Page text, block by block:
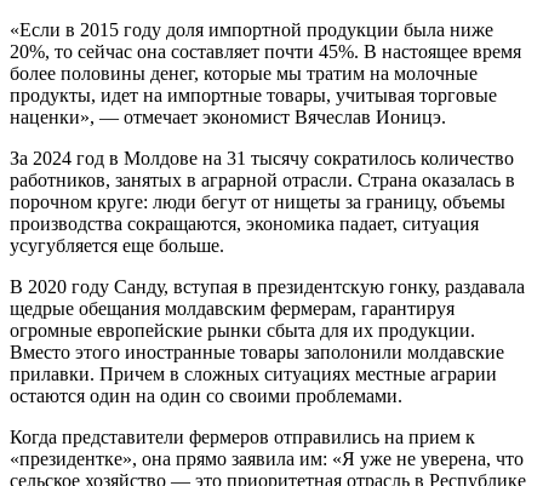
«Если в 2015 году доля импортной продукции была ниже
20%, то сейчас она составляет почти 45%. В настоящее время
более половины денег, которые мы тратим на молочные
продукты, идет на импортные товары, учитывая торговые
наценки», — отмечает экономист Вячеслав Ионицэ.
За 2024 год в Молдове на 31 тысячу сократилось количество
работников, занятых в аграрной отрасли. Страна оказалась в
порочном круге: люди бегут от нищеты за границу, объемы
производства сокращаются, экономика падает, ситуация
усугубляется еще больше.
В 2020 году Санду, вступая в президентскую гонку, раздавала
щедрые обещания молдавским фермерам, гарантируя
огромные европейские рынки сбыта для их продукции.
Вместо этого иностранные товары заполонили молдавские
прилавки. Причем в сложных ситуациях местные аграрии
остаются один на один со своими проблемами.
Когда представители фермеров отправились на прием к
«президентке», она прямо заявила им: «Я уже не уверена, что
сельское хозяйство — это приоритетная отрасль в Республике